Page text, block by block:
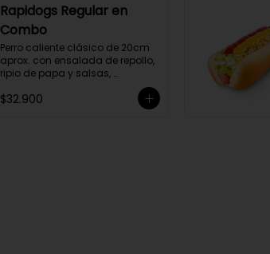
Rapidogs Regular en
Combo
Perro caliente clásico de 20cm
aprox. con ensalada de repollo,
ripio de papa y salsas,
bebida a elección. (Hot Dog)
$32.900